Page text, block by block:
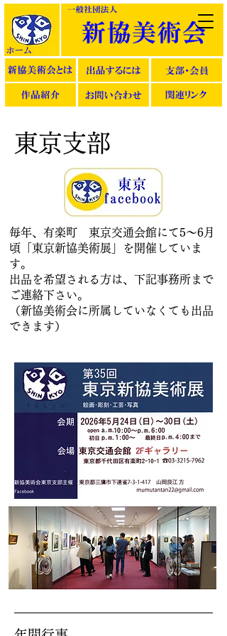
東京支部
毎年、有楽町 東京交通会館にて5～6月
頃「東京新協美術展」を開催していま
す。
​出品を希望される方は、下記事務所まで
ご連絡下さい。
（新協美術会に所属していなくても出品
できます）